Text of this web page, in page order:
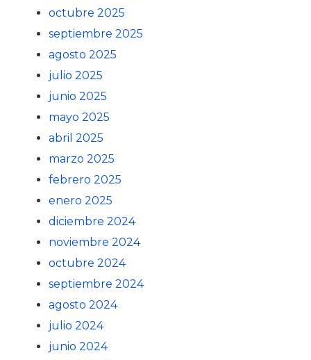
octubre 2025
septiembre 2025
agosto 2025
julio 2025
junio 2025
mayo 2025
abril 2025
marzo 2025
febrero 2025
enero 2025
diciembre 2024
noviembre 2024
octubre 2024
septiembre 2024
agosto 2024
julio 2024
junio 2024